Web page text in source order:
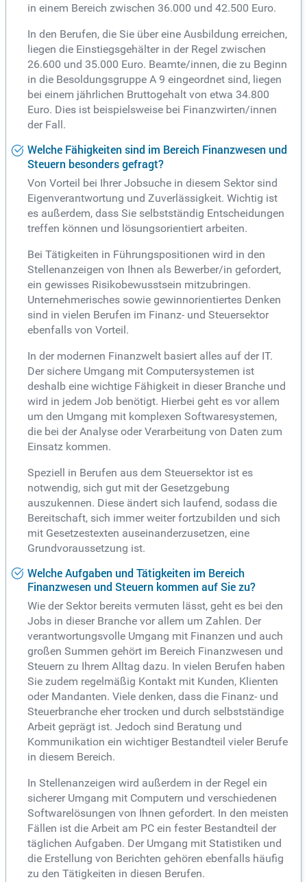
in einem Bereich zwischen 36.000 und 42.500 Euro.
In den Berufen, die Sie über eine Ausbildung erreichen,
liegen die Einstiegsgehälter in der Regel zwischen
26.600 und 35.000 Euro. Beamte/innen, die zu Beginn
in die Besoldungsgruppe A 9 eingeordnet sind, liegen
bei einem jährlichen Bruttogehalt von etwa 34.800
Euro. Dies ist beispielsweise bei Finanzwirten/innen
der Fall.
Welche Fähigkeiten sind im Bereich Finanzwesen und
Steuern besonders gefragt?
Von Vorteil bei Ihrer Jobsuche in diesem Sektor sind
Eigenverantwortung und Zuverlässigkeit. Wichtig ist
es außerdem, dass Sie selbstständig Entscheidungen
treffen können und lösungsorientiert arbeiten.
Bei Tätigkeiten in Führungspositionen wird in den
Stellenanzeigen von Ihnen als Bewerber/in gefordert,
ein gewisses Risikobewusstsein mitzubringen.
Unternehmerisches sowie gewinnorientiertes Denken
sind in vielen Berufen im Finanz- und Steuersektor
ebenfalls von Vorteil.
In der modernen Finanzwelt basiert alles auf der IT.
Der sichere Umgang mit Computersystemen ist
deshalb eine wichtige Fähigkeit in dieser Branche und
wird in jedem Job benötigt. Hierbei geht es vor allem
um den Umgang mit komplexen Softwaresystemen,
die bei der Analyse oder Verarbeitung von Daten zum
Einsatz kommen.
Speziell in Berufen aus dem Steuersektor ist es
notwendig, sich gut mit der Gesetzgebung
auszukennen. Diese ändert sich laufend, sodass die
Bereitschaft, sich immer weiter fortzubilden und sich
mit Gesetzestexten auseinanderzusetzen, eine
Grundvoraussetzung ist.
Welche Aufgaben und Tätigkeiten im Bereich
Finanzwesen und Steuern kommen auf Sie zu?
Wie der Sektor bereits vermuten lässt, geht es bei den
Jobs in dieser Branche vor allem um Zahlen. Der
verantwortungsvolle Umgang mit Finanzen und auch
großen Summen gehört im Bereich Finanzwesen und
Steuern zu Ihrem Alltag dazu. In vielen Berufen haben
Sie zudem regelmäßig Kontakt mit Kunden, Klienten
oder Mandanten. Viele denken, dass die Finanz- und
Steuerbranche eher trocken und durch selbstständige
Arbeit geprägt ist. Jedoch sind Beratung und
Kommunikation ein wichtiger Bestandteil vieler Berufe
in diesem Bereich.
In Stellenanzeigen wird außerdem in der Regel ein
sicherer Umgang mit Computern und verschiedenen
Softwarelösungen von Ihnen gefordert. In den meisten
Fällen ist die Arbeit am PC ein fester Bestandteil der
täglichen Aufgaben. Der Umgang mit Statistiken und
die Erstellung von Berichten gehören ebenfalls häufig
zu den Tätigkeiten in diesen Berufen.